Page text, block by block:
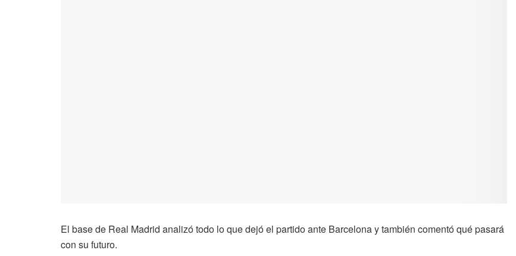
El base de Real Madrid analizó todo lo que dejó el partido ante Barcelona y también comentó qué pasará
con su futuro.